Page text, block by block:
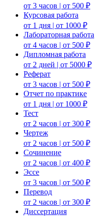
от 3 часов | от 500 ₽
Курсовая работа
от 1 дня | от 1000 ₽
Лабораторная работа
от 4 часов | от 500 ₽
Дипломная работа
от 2 дней | от 5000 ₽
Реферат
от 3 часов | от 500 ₽
Отчет по практике
от 1 дня | от 1000 ₽
Тест
от 2 часов | от 300 ₽
Чертеж
от 2 часов | от 500 ₽
Сочинение
от 2 часов | от 400 ₽
Эссе
от 3 часов | от 500 ₽
Перевод
от 2 часов | от 300 ₽
Диссертация